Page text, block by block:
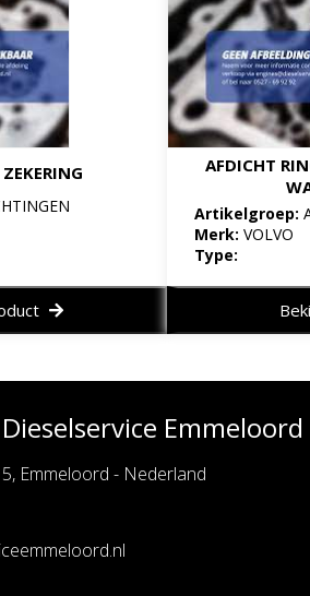
AFDICHT
Artikelgroep:
Merk:VOLVO
Type:
Emmeloord
Emmeloord - Nederland